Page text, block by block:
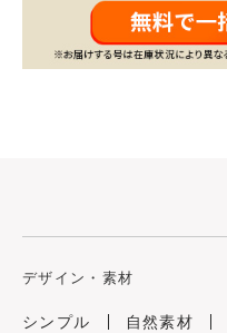
デザイン・素材
シンプル 自然素材